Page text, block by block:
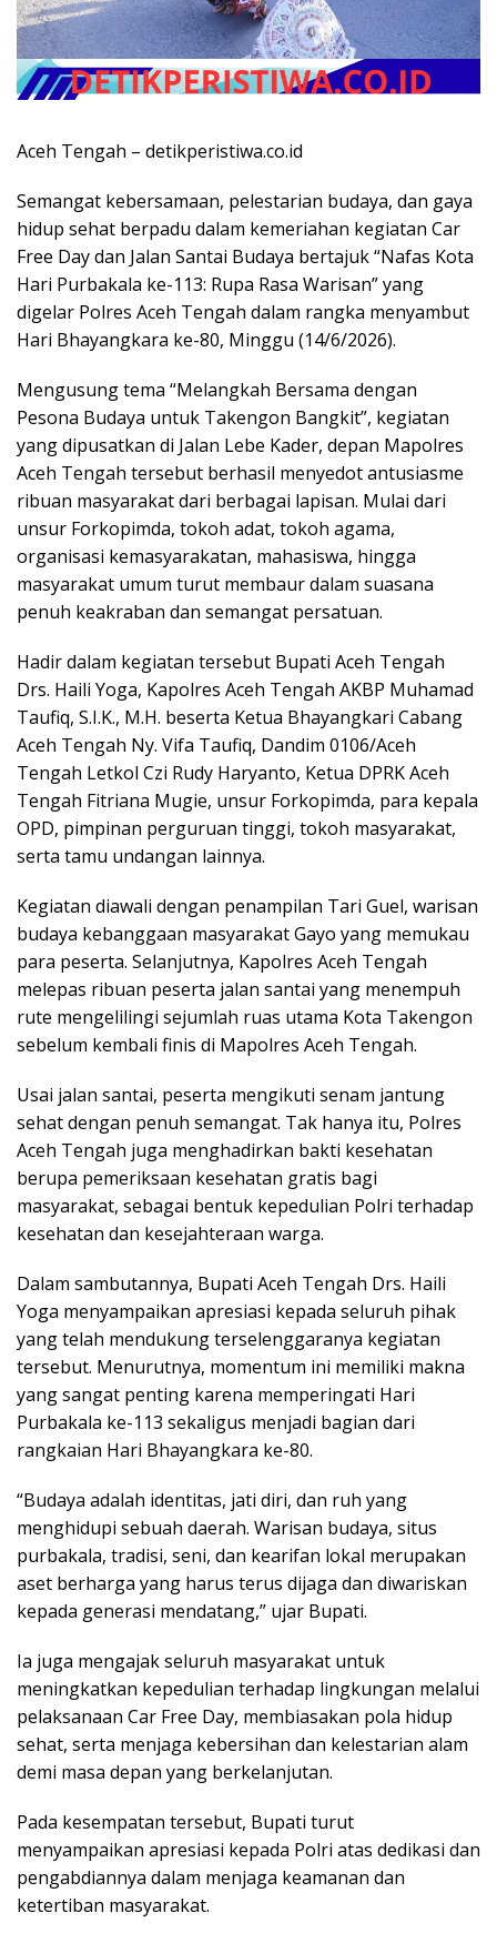
Aceh Tengah – detikperistiwa.co.id
Semangat kebersamaan, pelestarian budaya, dan gaya
hidup sehat berpadu dalam kemeriahan kegiatan Car
Free Day dan Jalan Santai Budaya bertajuk “Nafas Kota
Hari Purbakala ke-113: Rupa Rasa Warisan” yang
digelar Polres Aceh Tengah dalam rangka menyambut
Hari Bhayangkara ke-80, Minggu (14/6/2026).
Mengusung tema “Melangkah Bersama dengan
Pesona Budaya untuk Takengon Bangkit”, kegiatan
yang dipusatkan di Jalan Lebe Kader, depan Mapolres
Aceh Tengah tersebut berhasil menyedot antusiasme
ribuan masyarakat dari berbagai lapisan. Mulai dari
unsur Forkopimda, tokoh adat, tokoh agama,
organisasi kemasyarakatan, mahasiswa, hingga
masyarakat umum turut membaur dalam suasana
penuh keakraban dan semangat persatuan.
Hadir dalam kegiatan tersebut Bupati Aceh Tengah
Drs. Haili Yoga, Kapolres Aceh Tengah AKBP Muhamad
Taufiq, S.I.K., M.H. beserta Ketua Bhayangkari Cabang
Aceh Tengah Ny. Vifa Taufiq, Dandim 0106/Aceh
Tengah Letkol Czi Rudy Haryanto, Ketua DPRK Aceh
Tengah Fitriana Mugie, unsur Forkopimda, para kepala
OPD, pimpinan perguruan tinggi, tokoh masyarakat,
serta tamu undangan lainnya.
Kegiatan diawali dengan penampilan Tari Guel, warisan
budaya kebanggaan masyarakat Gayo yang memukau
para peserta. Selanjutnya, Kapolres Aceh Tengah
melepas ribuan peserta jalan santai yang menempuh
rute mengelilingi sejumlah ruas utama Kota Takengon
sebelum kembali finis di Mapolres Aceh Tengah.
Usai jalan santai, peserta mengikuti senam jantung
sehat dengan penuh semangat. Tak hanya itu, Polres
Aceh Tengah juga menghadirkan bakti kesehatan
berupa pemeriksaan kesehatan gratis bagi
masyarakat, sebagai bentuk kepedulian Polri terhadap
kesehatan dan kesejahteraan warga.
Dalam sambutannya, Bupati Aceh Tengah Drs. Haili
Yoga menyampaikan apresiasi kepada seluruh pihak
yang telah mendukung terselenggaranya kegiatan
tersebut. Menurutnya, momentum ini memiliki makna
yang sangat penting karena memperingati Hari
Purbakala ke-113 sekaligus menjadi bagian dari
rangkaian Hari Bhayangkara ke-80.
“Budaya adalah identitas, jati diri, dan ruh yang
menghidupi sebuah daerah. Warisan budaya, situs
purbakala, tradisi, seni, dan kearifan lokal merupakan
aset berharga yang harus terus dijaga dan diwariskan
kepada generasi mendatang,” ujar Bupati.
Ia juga mengajak seluruh masyarakat untuk
meningkatkan kepedulian terhadap lingkungan melalui
pelaksanaan Car Free Day, membiasakan pola hidup
sehat, serta menjaga kebersihan dan kelestarian alam
demi masa depan yang berkelanjutan.
Pada kesempatan tersebut, Bupati turut
menyampaikan apresiasi kepada Polri atas dedikasi dan
pengabdiannya dalam menjaga keamanan dan
ketertiban masyarakat.